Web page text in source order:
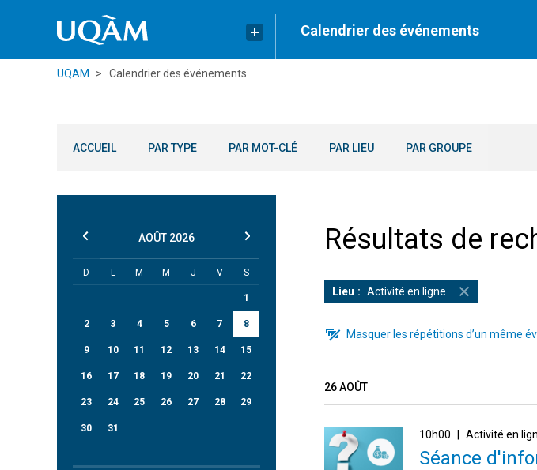
Calendrier des événements
UQAM Calendrier des événements
ACCUEIL PAR TYPE PAR MOT-CLÉ PAR LIEU PAR GROUPE
Résultats de
Lieu Activité en ligne
Masquer les répétitions d’un même
26 AOÛT
10h00 Activité en
Séance
AOÛT 2026
D L M M J V S
1
2 3 4 5 6 7 8
9 10 11 12 13 14 15
16 17 18 19 20 21 22
23 24 25 26 27 28 29
30 31